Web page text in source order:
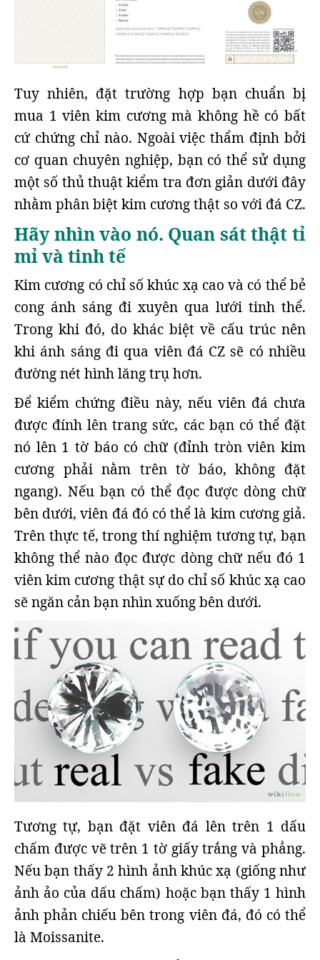
Tuy nhiên, đặt trường hợp bạn chuẩn bị
mua 1 viên kim cương mà không hề có bất
cứ chứng chỉ nào. Ngoài việc thẩm định bởi
cơ quan chuyên nghiệp, bạn có thể sử dụng
một số thủ thuật kiểm tra đơn giản dưới đây
nhằm phân biệt kim cương thật so với đá CZ.
Hãy nhìn vào nó. Quan sát thật tỉ
mỉ và tinh tế
Kim cương có chỉ số khúc xạ cao và có thể bẻ
cong ánh sáng đi xuyên qua lưới tinh thể.
Trong khi đó, do khác biệt về cấu trúc nên
khi ánh sáng đi qua viên đá CZ sẽ có nhiều
đường nét hình lăng trụ hơn.
Để kiểm chứng điều này, nếu viên đá chưa
được đính lên trang sức, các bạn có thể đặt
nó lên 1 tờ báo có chữ (đỉnh tròn viên kim
cương phải nằm trên tờ báo, không đặt
ngang). Nếu bạn có thể đọc được dòng chữ
bên dưới, viên đá đó có thể là kim cương giả.
Trên thực tế, trong thí nghiệm tương tự, bạn
không thể nào đọc được dòng chữ nếu đó 1
viên kim cương thật sự do chỉ số khúc xạ cao
sẽ ngăn cản bạn nhìn xuống bên dưới.
Tương tự, bạn đặt viên đá lên trên 1 dấu
chấm được vẽ trên 1 tờ giấy trắng và phẳng.
Nếu bạn thấy 2 hình ảnh khúc xạ (giống như
ảnh ảo của dấu chấm) hoặc bạn thấy 1 hình
ảnh phản chiếu bên trong viên đá, đó có thể
là Moissanite.